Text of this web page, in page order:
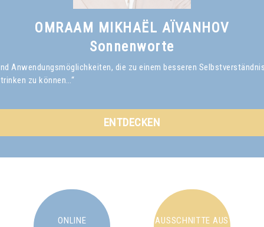
OMRAAM MIKHAËL AÏVANHOV
Sonnenworte
Anwendungsmöglichkeiten, die zu einem besseren
zu können…“
ENTDECKEN
ONLINE
AUSSCHNITTE AUS